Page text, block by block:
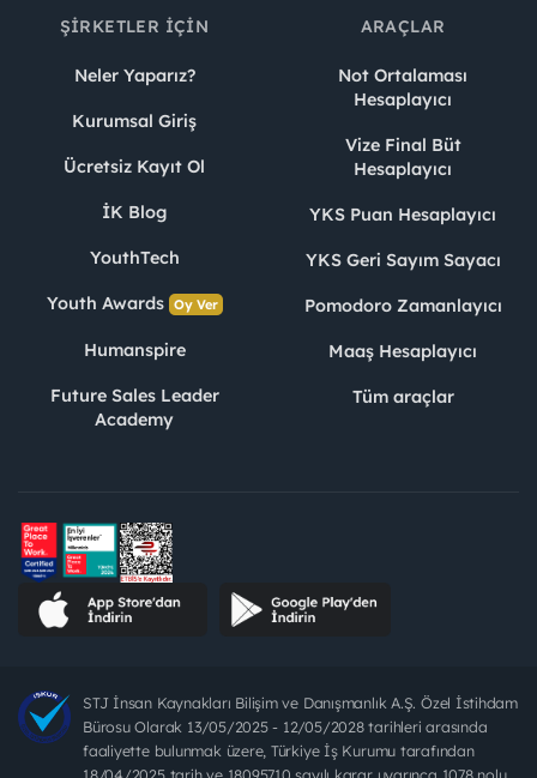
ŞIRKETLER İÇIN
Neler Yaparız?
Kurumsal Giriş
Ücretsiz Kayıt Ol
İK Blog
YouthTech
Youth Awards Oy Ver
Humanspire
Future Sales Leader
Academy
ARAÇLAR
Not Ortalaması
Hesaplayıcı
Vize Final Büt
Hesaplayıcı
YKS Puan Hesaplayıcı
YKS Geri Sayım Sayacı
Pomodoro Zamanlayıcı
Maaş Hesaplayıcı
Tüm araçlar
STJ İnsan Kaynakları Bilişim ve Danışmanlık A.Ş. Özel İstihdam
Bürosu Olarak 13/05/2025 - 12/05/2028 tarihleri arasında
faaliyette bulunmak üzere, Türkiye İş Kurumu tarafından
18/04/2025 tarih ve 18095710 sayılı karar uyarınca 1078 nolu